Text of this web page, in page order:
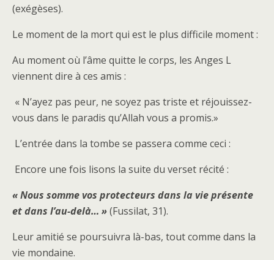
(exégèses).
Le moment de la mort qui est le plus difficile moment :
Au moment où l’âme quitte le corps, les Anges L
viennent dire à ces amis :
« N’ayez pas peur, ne soyez pas triste et réjouissez-
vous dans le paradis qu’Allah vous a promis.»
L’entrée dans la tombe se passera comme ceci :
Encore une fois lisons la suite du verset récité :
« Nous somme vos protecteurs dans la vie présente
et dans l’au-delà… »(Fussilat, 31).
Leur amitié se poursuivra là-bas, tout comme dans la
vie mondaine.